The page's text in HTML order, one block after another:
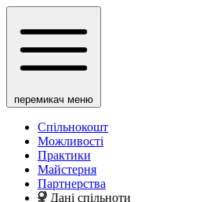
перемикач меню
Спільнокошт
Можливості
Практики
Майстерня
Партнерства
Дані спільноти